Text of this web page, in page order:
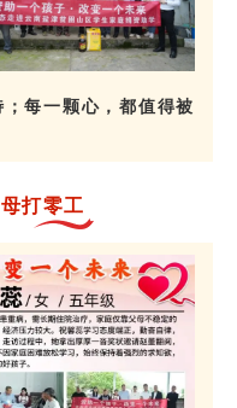
每一颗心，都值得被
打零工